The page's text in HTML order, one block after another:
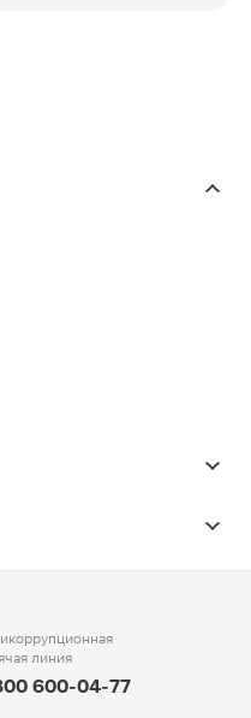
линия
600-04-77